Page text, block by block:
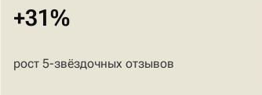
+31%
рост 5-звёздочных отзывов